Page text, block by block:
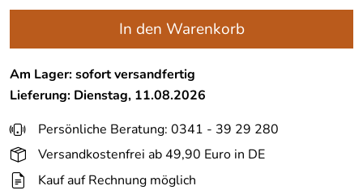
In den Warenkorb
Am Lager: sofort versandfertig
Lieferung: Dienstag, 11.08.2026
Persönliche Beratung: 0341 - 39 29 280
Versandkostenfrei ab 49,90 Euro in DE
Kauf auf Rechnung möglich